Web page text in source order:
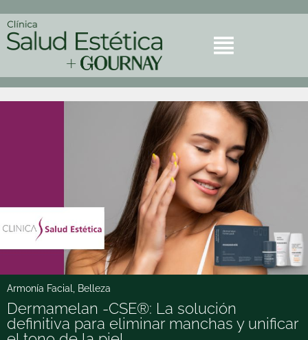
Armonía Facial, Belleza
Dermamelan -CSE®: La solución
definitiva para eliminar manchas y unificar